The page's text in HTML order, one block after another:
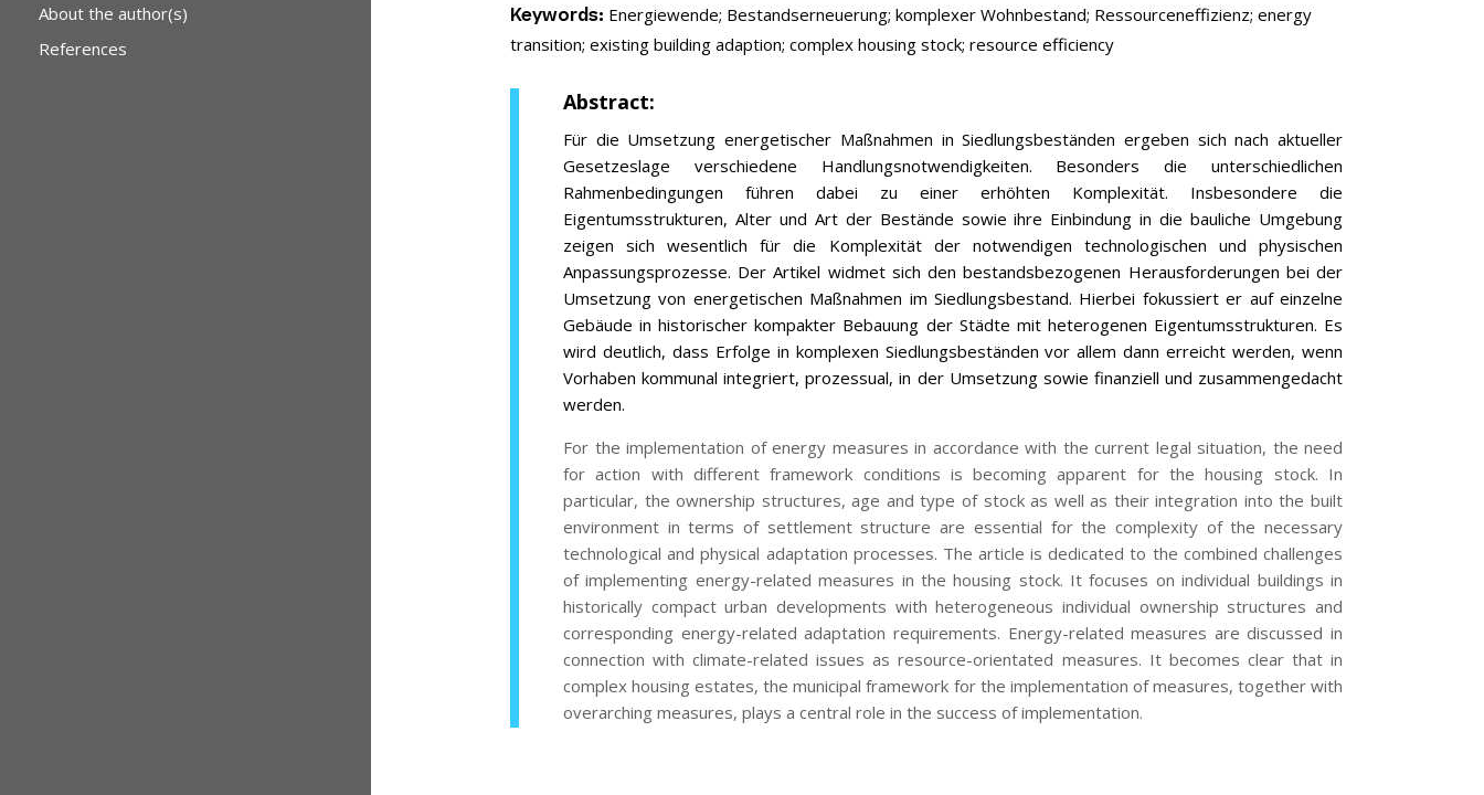
About the author(s)
References
Keywords: Energiewende; Bestandserneuerung; komplexer Wohnbestand; Ressourceneffizienz; energy
transition; existing building adaption; complex housing stock; resource efficiency
Abstract:
Für die Umsetzung energetischer Maßnahmen in Siedlungsbeständen ergeben sich nach aktueller
Gesetzeslage verschiedene Handlungsnotwendigkeiten. Besonders die unterschiedlichen
Rahmenbedingungen führen dabei zu einer erhöhten Komplexität. Insbesondere die
Eigentumsstrukturen, Alter und Art der Bestände sowie ihre Einbindung in die bauliche Umgebung
zeigen sich wesentlich für die Komplexität der notwendigen technologischen und physischen
Anpassungsprozesse. Der Artikel widmet sich den bestandsbezogenen Herausforderungen bei der
Umsetzung von energetischen Maßnahmen im Siedlungsbestand. Hierbei fokussiert er auf einzelne
Gebäude in historischer kompakter Bebauung der Städte mit heterogenen Eigentumsstrukturen. Es
wird deutlich, dass Erfolge in komplexen Siedlungsbeständen vor allem dann erreicht werden, wenn
Vorhaben kommunal integriert, prozessual, in der Umsetzung sowie finanziell und zusammengedacht
werden.
For the implementation of energy measures in accordance with the current legal situation, the need
for action with different framework conditions is becoming apparent for the housing stock. In
particular, the ownership structures, age and type of stock as well as their integration into the built
environment in terms of settlement structure are essential for the complexity of the necessary
technological and physical adaptation processes. The article is dedicated to the combined challenges
of implementing energy-related measures in the housing stock. It focuses on individual buildings in
historically compact urban developments with heterogeneous individual ownership structures and
corresponding energy-related adaptation requirements. Energy-related measures are discussed in
connection with climate-related issues as resource-orientated measures. It becomes clear that in
complex housing estates, the municipal framework for the implementation of measures, together with
overarching measures, plays a central role in the success of implementation.